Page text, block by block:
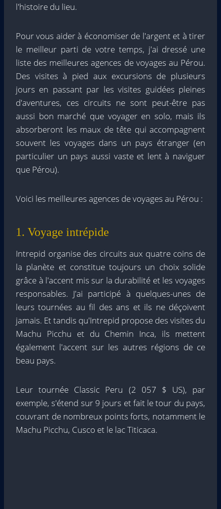
l'histoire du lieu.
Pour vous aider à économiser de l'argent et à tirer
le meilleur parti de votre temps, j'ai dressé une
liste des meilleures agences de voyages au Pérou.
Des visites à pied aux excursions de plusieurs
jours en passant par les visites guidées pleines
d'aventures, ces circuits ne sont peut-être pas
aussi bon marché que voyager en solo, mais ils
absorberont les maux de tête qui accompagnent
souvent les voyages dans un pays étranger (en
particulier un pays aussi vaste et lent à naviguer
que Pérou).
Voici les meilleures agences de voyages au Pérou :
1. Voyage intrépide
Intrepid organise des circuits aux quatre coins de
la planète et constitue toujours un choix solide
grâce à l'accent mis sur la durabilité et les voyages
responsables. J'ai participé à quelques-unes de
leurs tournées au fil des ans et ils ne déçoivent
jamais. Et tandis qu'Intrepid propose des visites du
Machu Picchu et du Chemin Inca, ils mettent
également l'accent sur les autres régions de ce
beau pays.
Leur tournée Classic Peru (2 057 $ US), par
exemple, s'étend sur 9 jours et fait le tour du pays,
couvrant de nombreux points forts, notamment le
Machu Picchu, Cusco et le lac Titicaca.